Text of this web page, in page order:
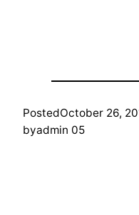
PostedOctober 26,
byadmin 05